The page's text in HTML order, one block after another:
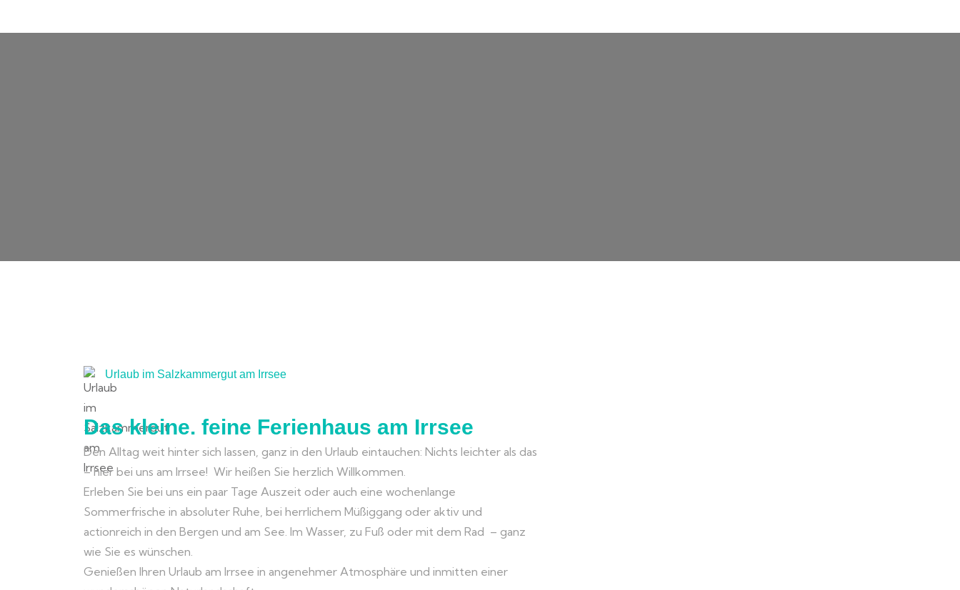
Urlaub im Salzkammergut am Irrsee
Das kleine. feine Ferienhaus am Irrsee
Den Alltag weit hinter sich lassen, ganz in den Urlaub eintauchen: Nichts leichter als das
– hier bei uns am Irrsee! Wir heißen Sie herzlich Willkommen.
Erleben Sie bei uns ein paar Tage Auszeit oder auch eine wochenlange
Sommerfrische in absoluter Ruhe, bei herrlichem Müßiggang oder aktiv und
actionreich in den Bergen und am See. Im Wasser, zu Fuß oder mit dem Rad – ganz
wie Sie es wünschen.
Genießen Ihren Urlaub am Irrsee in angenehmer Atmosphäre und inmitten einer